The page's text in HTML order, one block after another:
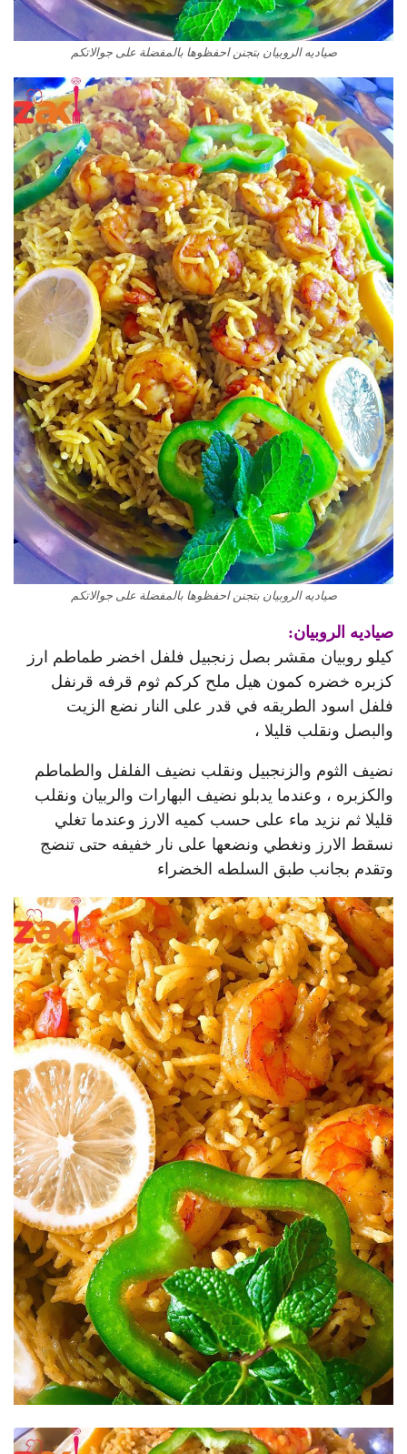
صياديه الروبيان بتجنن احفظوها بالمفضلة على جوالاتكم
صياديه الروبيان بتجنن احفظوها بالمفضلة على جوالاتكم
صياديه الروبيان:
كيلو روبيان مقشر بصل زنجبيل فلفل اخضر طماطم ارز
كزبره خضره كمون هيل ملح كركم ثوم قرفه قرنفل
فلفل اسود الطريقه في قدر على النار نضع الزيت
والبصل ونقلب قليلا ،
نضيف الثوم والزنجبيل ونقلب نضيف الفلفل والطماطم
والكزبره ، وعندما يدبلو نضيف البهارات والربيان ونقلب
قليلا ثم نزيد ماء على حسب كميه الارز وعندما تغلي
نسقط الارز ونغطي ونضعها على نار خفيفه حتى تنضج
وتقدم بجانب طبق السلطه الخضراء